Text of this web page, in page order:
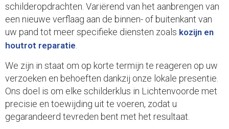
schilderopdrachten. Variërend van het aanbrengen van
een nieuwe verflaag aan de binnen- of buitenkant van
uw pand tot meer specifieke diensten zoals kozijn en
houtrot reparatie
We zijn in staat om op korte termijn te reageren op uw
verzoeken en behoeften dankzij onze lokale presentie.
Ons doel is om elke schilderklus in Lichtenvoorde met
precisie en toewijding uit te voeren, zodat u
gegarandeerd tevreden bent met het resultaat.